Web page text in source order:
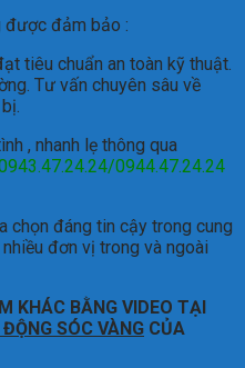
được đảm bảo :
tiêu chuẩn an toàn kỹ thuật.
Tư vấn chuyên sâu về
, nhanh lẹ thông qua
0944.47.24.24
chọn đáng tin cậy trong cung
đơn vị trong và ngoài
KHÁC BẰNG VIDEO TẠI
SÓC VÀNG CỦA